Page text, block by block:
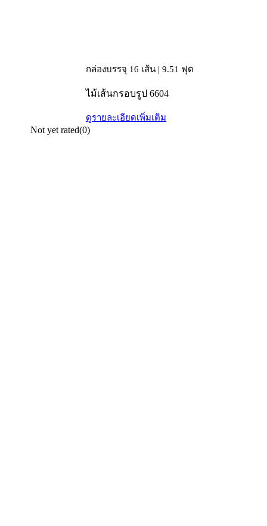
กล่องบรรจุ 16 เส้น | 9.51 ฟุต
ไม้เส้นกรอบรูป 6604
ดูรายละเอียดเพิ่มเติม
Not yet rated(0)